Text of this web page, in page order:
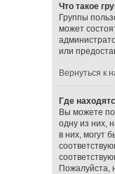
Что такое
Группы
может
или
Вернуться к
Где
Вы можете
одну из них,
в них, могут
Пожалуйста,